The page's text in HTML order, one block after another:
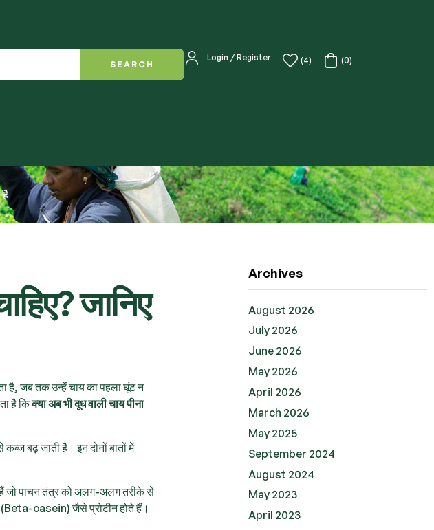
SEARCH
Login / Register (4) (0)
है
जानिए
है, जब तक उन्हें चाय का पहला घूंट न
है किक्या अब भी दूध वाली चाय पीना
बढ़ जाती है। इन दोनों बातों में
हैं जो पाचन तंत्र को अलग-अलग तरीके से
casein) जैसे प्रोटीन होते हैं।
Archives
August 2026
July 2026
June 2026
May 2026
April 2026
March 2026
May 2025
September 2024
August 2024
May 2023
April 2023